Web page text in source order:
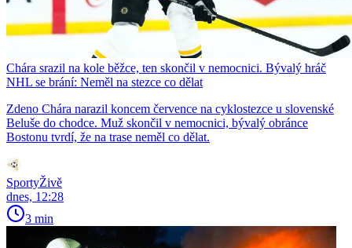
Chára srazil na kole běžce, ten skončil v nemocnici. Bývalý hráč
NHL se brání: Neměl na stezce co dělat
Zdeno Chára narazil koncem července na cyklostezce u slovenské
Beluše do chodce. Muž skončil v nemocnici, bývalý obránce
Bostonu tvrdí, že na trase neměl co dělat.
SportyŽivě
dnes, 12:28
3 min